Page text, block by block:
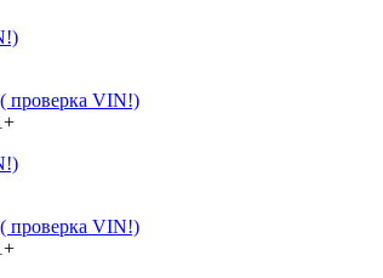
проверка VIN!)
проверка VIN!)